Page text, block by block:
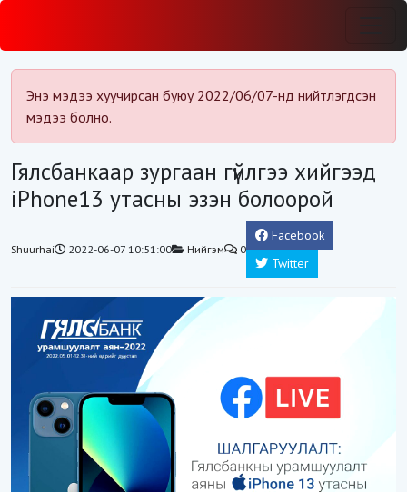
Энэ мэдээ хуучирсан буюу 2022/06/07-нд нийтлэгдсэн
мэдээ болно.
Гялсбанкаар зургаан гүйлгээ хийгээд
iPhone13 утасны эзэн болоорой
Shuurhai 2022-06-07 10:51:00 Нийгэм 0
Facebook
Twitter